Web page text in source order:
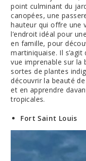
point culminant du
canopées, une
hauteur qui offre une
l’endroit idéal pour
en famille, pour
martiniquaise. Il
vue imprenable sur la
sortes de plantes
découvrir la beauté
et en apprendre
tropicales.
Fort Saint Louis